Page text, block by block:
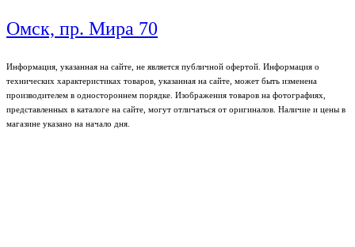
Омск, пр. Мира 70
Информация, указанная на сайте, не является публичной офертой. Информация о
технических характеристиках товаров, указанная на сайте, может быть изменена
производителем в одностороннем порядке. Изображения товаров на фотографиях,
представленных в каталоге на сайте, могут отличаться от оригиналов. Наличие и цены в
магазине указано на начало дня.